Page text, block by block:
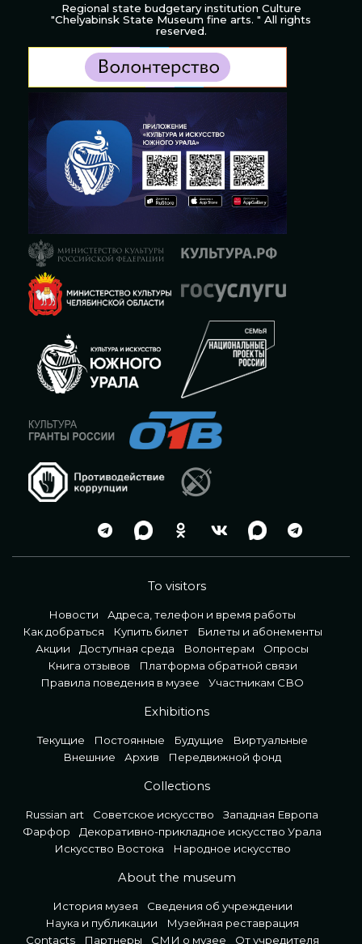
Regional state budgetary institution Culture
"Chelyabinsk State Museum fine arts. " All rights
reserved.
To visitors
Новости
Адреса, телефон и время работы
Как добраться
Купить билет
Билеты и абонементы
Акции
Доступная среда Волонтерам
Опросы
Книга отзывов
Платформа обратной связи
Правила поведения в музее
Участникам СВО
Exhibitions
Текущие Постоянные Будущие
Виртуальные
Внешние
Архив Передвижной фонд
Collections
Russian art Советское искусство
Западная Европа
Фарфор
Декоративно-прикладное искусство Урала
Искусство Востока
Народное искусство
About the museum
История музея
Сведения об учреждении
Наука и публикации
Музейная реставрация
Contacts
Партнеры СМИ о музее От учредителя